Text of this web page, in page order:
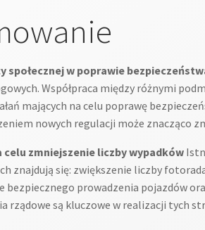
społecznej w poprawie
Współpraca między różnymi
mających na celu poprawę
nowych regulacji może znacząco
celu zmniejszenie liczby wypadków
znajdują się: zwiększenie liczby
bezpiecznego prowadzenia pojazdów
rządowe są kluczowe w realizacji tych